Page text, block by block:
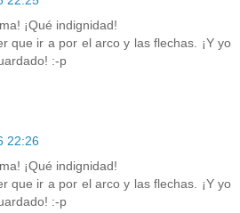
¡Qué indignidad!
que ir a por el arco y las flechas. ¡Y yo
:-p
22:26
¡Qué indignidad!
que ir a por el arco y las flechas. ¡Y yo
:-p